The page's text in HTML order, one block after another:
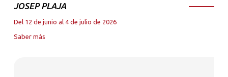
JOSEP PLAJA
Del 12 de junio al 4 de julio de 2026
Saber más